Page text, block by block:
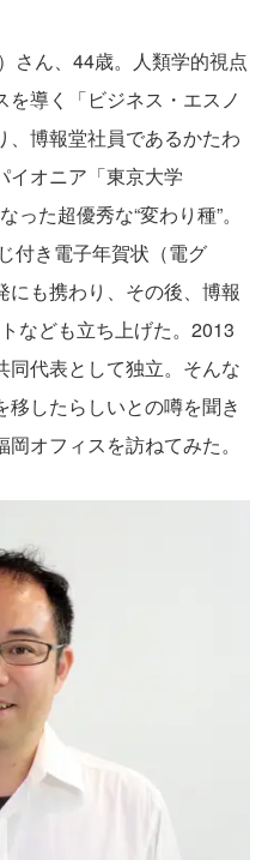
さん、44歳。人類学的視点
導く「ビジネス・エスノ
、博報堂社員であるかたわ
イオニア「東京大学
た超優秀な“変わり種”。
付き電子年賀状（電グ
にも携わり、その後、博報
なども立ち上げた。2013
同代表として独立。そんな
したらしいとの噂を聞き
オフィスを訪ねてみた。